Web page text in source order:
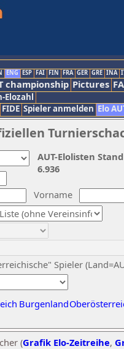
ENG ESP FAI FIN FRA GER GRE INA
championship Pictures
Elozahl
FIDE Spieler anmelden Elo
Vorname
Spieler
Burgenland
AUT-Elolisten
6.936
(Grafik Elo-Zeitreihe,